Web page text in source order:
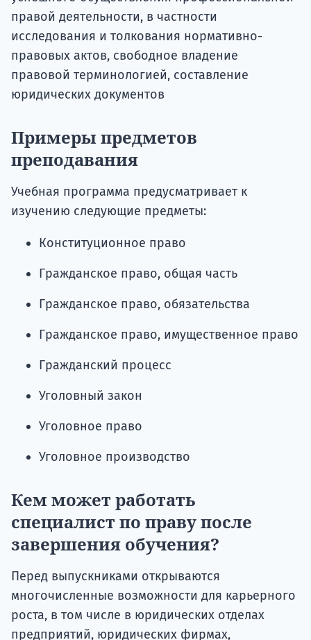
правой деятельности, в частности
исследования и толкования нормативно-
правовых актов, свободное владение
правовой терминологией, составление
юридических документов
Примеры предметов
преподавания
Учебная программа предусматривает к
изучению следующие предметы:
Конституционное право
Гражданское право, общая часть
Гражданское право, обязательства
Гражданское право, имущественное право
Гражданский процесс
Уголовный закон
Уголовное право
Уголовное производство
Кем может работать
специалист по праву после
завершения обучения?
Перед выпускниками открываются
многочисленные возможности для карьерного
роста, в том числе в юридических отделах
предприятий, юридических фирмах,